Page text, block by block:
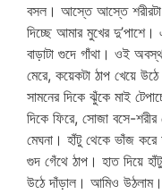
বসল। আস্তে আস্তে শরীরটা
দিচ্ছে আমার মুখের
বাড়াটা গুদে গাঁথা। ওই
মেরে, কয়েকটা ঠাপ খেয়ে
সামনের দিকে ঝুঁকে মাই
দিকে ফিরে, সোজা বসে-শরীর
মেঘনা। হাঁটু থেকে ভাঁজ করে
গুদ গেঁথে ঠাপ। হাত দিয়ে
উঠে দাঁড়াল। আমিও